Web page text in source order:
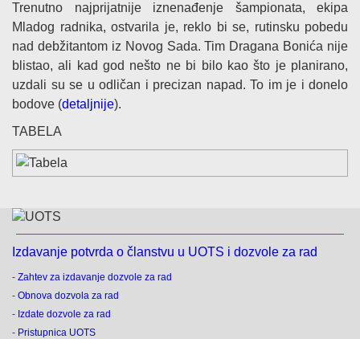
Trenutno najprijatnije iznenađenje šampionata, ekipa
Mladog radnika, ostvarila je, reklo bi se, rutinsku pobedu
nad debžitantom iz Novog Sada. Tim Dragana Bonića nije
blistao, ali kad god nešto ne bi bilo kao što je planirano,
uzdali su se u odličan i precizan napad. To im je i donelo
bodove (detaljnije).
TABELA
Izdavanje potvrda o članstvu u UOTS i dozvole za rad
- Zahtev za izdavanje dozvole za rad
- Obnova dozvola za rad
- Izdate dozvole za rad
- Pristupnica UOTS